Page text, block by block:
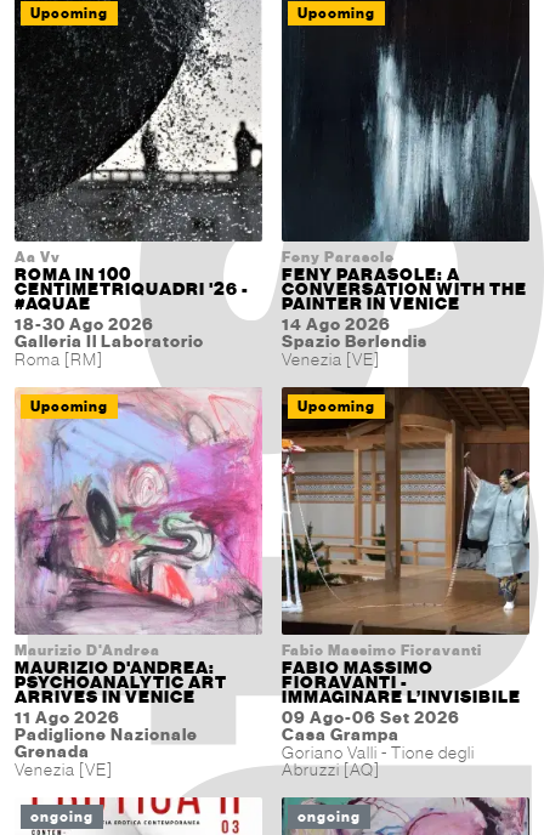
Aa Vv
ROMA IN 100
CENTIMETRIQUADRI '26 -
#AQUAE
18-30 Ago 2026
Galleria Il Laboratorio
Roma [RM]
Upcoming
Feny Parasole
FENY PARASOLE: A
CONVERSATION WITH THE
PAINTER IN VENICE
14 Ago 2026
Spazio Berlendis
Venezia [VE]
Upcoming
Maurizio D'Andrea
MAURIZIO D'ANDREA:
PSYCHOANALYTIC ART
ARRIVES IN VENICE
11 Ago 2026
Padiglione Nazionale
Grenada
Venezia [VE]
Upcoming
Fabio Massimo Fioravanti
FABIO MASSIMO
FIORAVANTI -
IMMAGINARE L’INVISIBILE
09 Ago-06 Set 2026
Casa Grampa
Goriano Valli - Tione degli
Abruzzi [AQ]
Upcoming
ongoing ongoing